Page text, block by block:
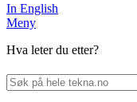
In English
Meny
Hva leter du etter?